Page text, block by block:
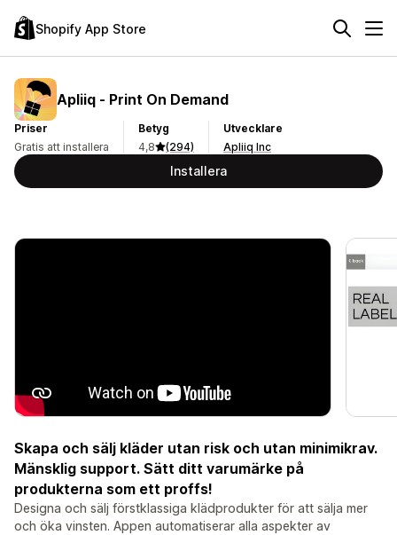
Shopify App Store
Apliiq ‑ Print On Demand
Priser
Gratis att installera
Betyg
4,8
(294)
Utvecklare
Apliiq Inc
Installera
Skapa och sälj kläder utan risk och utan minimikrav.
Mänsklig support. Sätt ditt varumärke på
produkterna som ett proffs!
Designa och sälj förstklassiga klädprodukter för att sälja mer
och öka vinsten. Appen automatiserar alla aspekter av